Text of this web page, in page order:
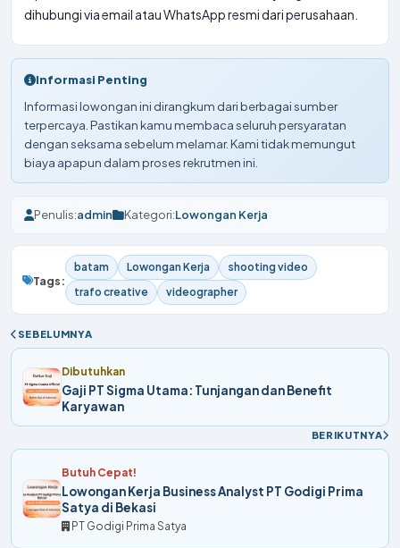
dihubungi via email atau WhatsApp resmi dari perusahaan.
Informasi Penting
Informasi lowongan ini dirangkum dari berbagai sumber
terpercaya. Pastikan kamu membaca seluruh persyaratan
dengan seksama sebelum melamar. Kami tidak memungut
biaya apapun dalam proses rekrutmen ini.
Penulis:admin Kategori:Lowongan Kerja
Tags:
batam Lowongan Kerja
shooting video
trafo creative
videographer
SEBELUMNYA
Dibutuhkan
Gaji PT Sigma Utama: Tunjangan dan Benefit
Karyawan
BERIKUTNYA
Butuh Cepat!
Lowongan Kerja Business Analyst PT Godigi Prima
Satya di Bekasi
PT Godigi Prima Satya